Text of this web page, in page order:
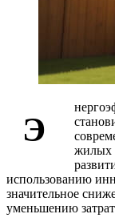
Э
жилых
использованию
значительное
уменьшению